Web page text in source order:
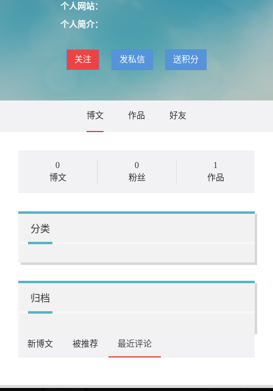
个人网站：
个人简介：
关注 发私信 送积分
博文 作品 好友
0
博文
0
粉丝
1
作品
分类
归档
新博文 被推荐 最近评论